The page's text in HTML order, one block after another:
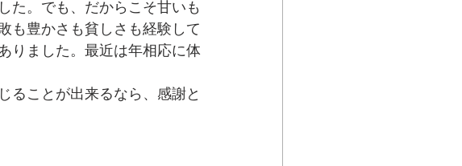
た。でも、だからこそ甘いも
も豊かさも貧しさも経験して
りました。最近は年相応に体
ることが出来るなら、感謝と